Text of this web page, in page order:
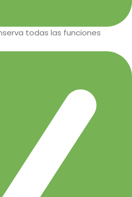
todas las funciones